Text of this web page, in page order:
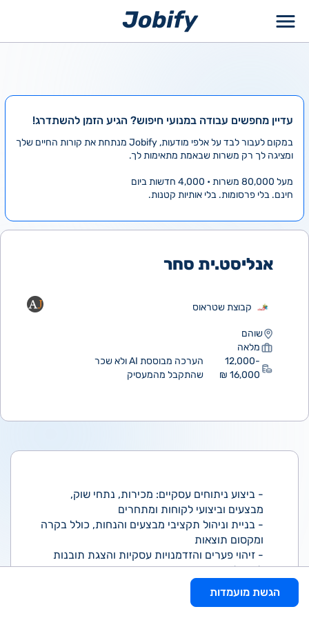
עדיין מחפשים עבודה במנועי חיפוש? הגיע הזמן להשתדרג!
במקום לעבור לבד על אלפי מודעות, Jobify מנתחת את קורות החיים שלך
ומציגה לך רק משרות שבאמת מתאימות לך.
מעל 80,000 משרות • 4,000 חדשות ביום
חינם. בלי פרסומות. בלי אותיות קטנות.
אנליסט.ית סחר
קבוצת שטראוס
שוהם
מלאה
12,000-
16,000 ₪
הערכה מבוססת AI ולא שכר
שהתקבל מהמעסיק
- ביצוע ניתוחים עסקיים: מכירות, נתחי שוק,
מבצעים וביצועי לקוחות ומתחרים
- בניית וניהול תקציבי מבצעים והנחות, כולל בקרה
ומקסום תוצאות
- זיהוי פערים והזדמנויות עסקיות והצגת תובנות
להנהלה
- פיתוח והטמעת כלים דיגיטליים לעבודה עם דאטה
ואנליזה
הגשת מועמדות